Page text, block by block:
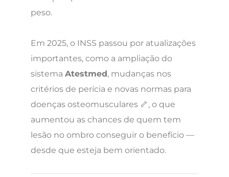
peso.
Em 2025, o INSS passou por atualizações
importantes, como a ampliação do
sistema Atestmed, mudanças nos
critérios de perícia e novas normas para
doenças osteomusculares 🦴, o que
aumentou as chances de quem tem
lesão no ombro conseguir o benefício —
desde que esteja bem orientado.